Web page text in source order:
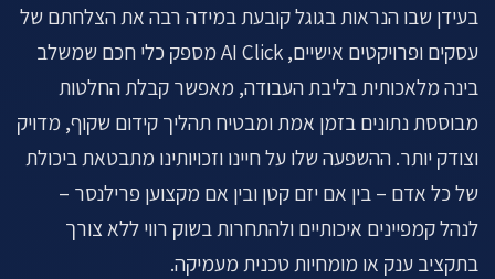
בעידן שבו הנראות בגוגל קובעת במידה רבה את הצלחתם של
עסקים ופרויקטים אישיים, AI Click מספק כלי חכם שמשלב
בינה מלאכותית בליבת העבודה, מאפשר קבלת החלטות
מבוססת נתונים בזמן אמת ומבטיח תהליך קידום שקוף, מדויק
וצודק יותר. ההשפעה שלו על חיינו וזכויותינו מתבטאת ביכולת
של כל אדם – בין אם יזם קטן ובין אם מקצוען פרילנסר –
לנהל קמפיינים איכותיים ולהתחרות בשוק רווי ללא צורך
בתקציב ענק או מומחיות טכנית מעמיקה.